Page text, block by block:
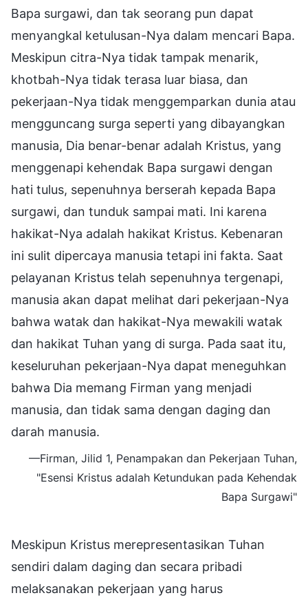
Bapa surgawi, dan tak seorang pun dapat
menyangkal ketulusan-Nya dalam mencari Bapa.
Meskipun citra-Nya tidak tampak menarik,
khotbah-Nya tidak terasa luar biasa, dan
pekerjaan-Nya tidak menggemparkan dunia atau
mengguncang surga seperti yang dibayangkan
manusia, Dia benar-benar adalah Kristus, yang
menggenapi kehendak Bapa surgawi dengan
hati tulus, sepenuhnya berserah kepada Bapa
surgawi, dan tunduk sampai mati. Ini karena
hakikat-Nya adalah hakikat Kristus. Kebenaran
ini sulit dipercaya manusia tetapi ini fakta. Saat
pelayanan Kristus telah sepenuhnya tergenapi,
manusia akan dapat melihat dari pekerjaan-Nya
bahwa watak dan hakikat-Nya mewakili watak
dan hakikat Tuhan yang di surga. Pada saat itu,
keseluruhan pekerjaan-Nya dapat meneguhkan
bahwa Dia memang Firman yang menjadi
manusia, dan tidak sama dengan daging dan
darah manusia.
—Firman, Jilid 1, Penampakan dan Pekerjaan Tuhan,
"Esensi Kristus adalah Ketundukan pada Kehendak
Bapa Surgawi"
Meskipun Kristus merepresentasikan Tuhan
sendiri dalam daging dan secara pribadi
melaksanakan pekerjaan yang harus